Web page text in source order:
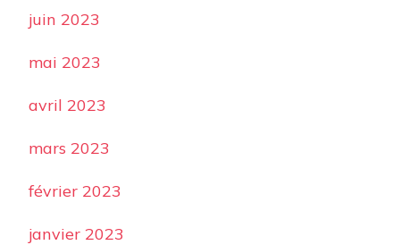
juin 2023
mai 2023
avril 2023
mars 2023
février 2023
janvier 2023